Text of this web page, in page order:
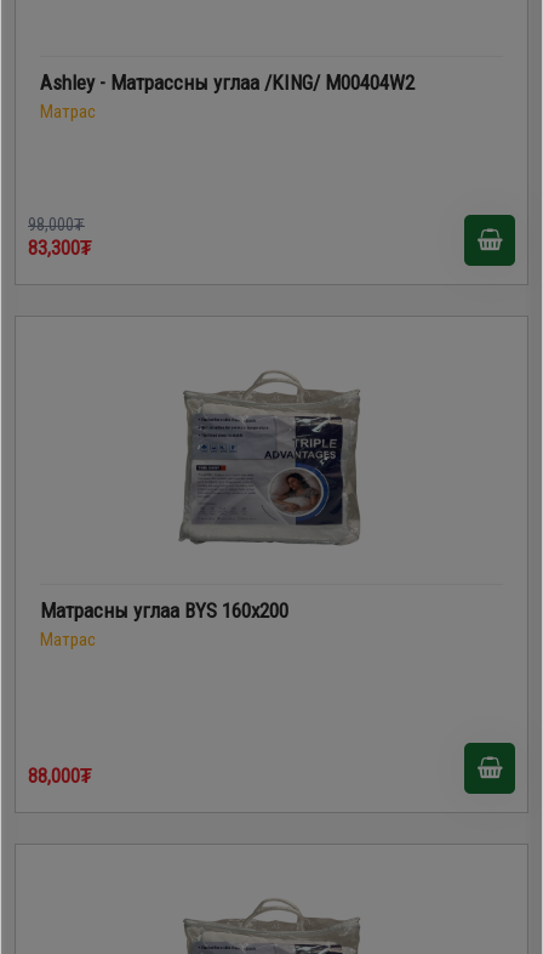
Ashley - Матрассны углаа /KING/ M00404W2
Матрас
98,000₮
83,300₮
Матрасны углаа BYS 160x200
Матрас
88,000₮